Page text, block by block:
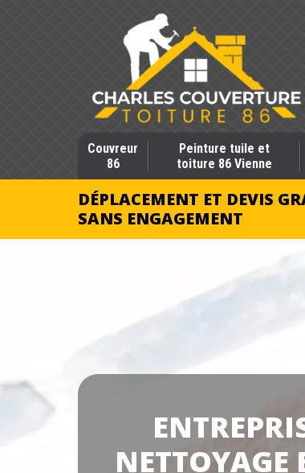
Couvreur
86
Peinture tuile et
toiture 86 Vienne
DÉPLACEMENT ET DEVIS
SANS ENGAGEMENT
NETTOYAGE